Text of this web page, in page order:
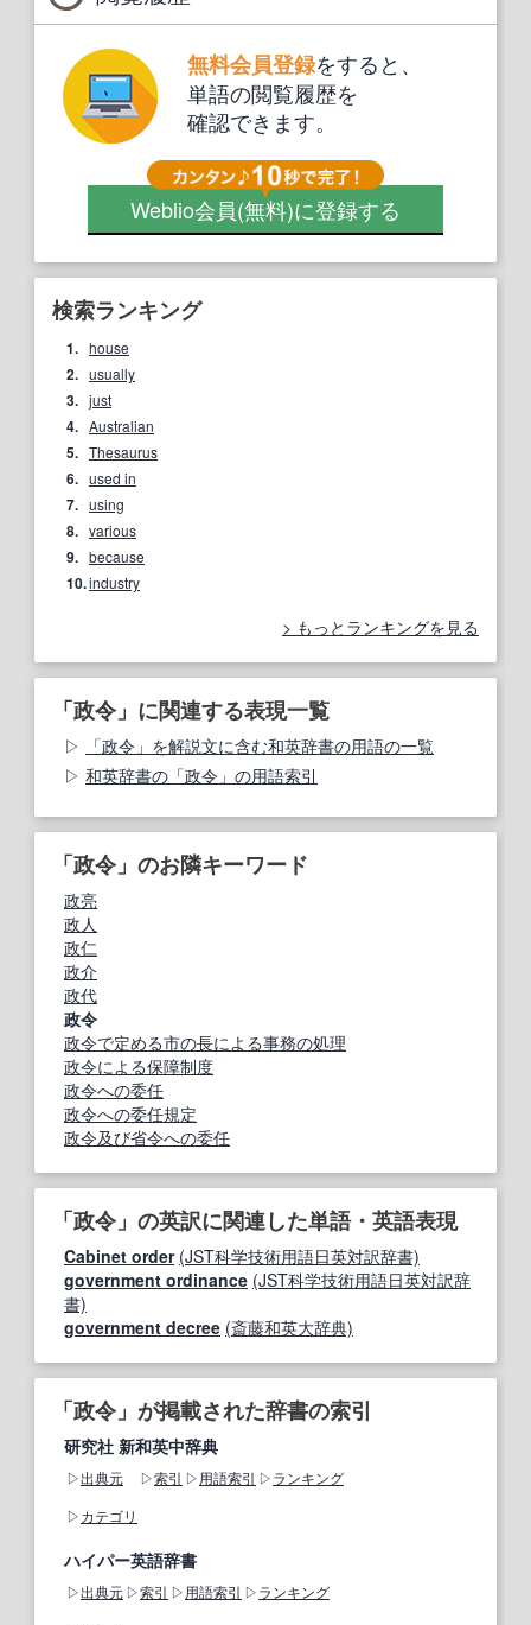
無料会員登録をすると、
単語の閲覧履歴を
確認できます。
Weblio会員(無料)に登録する
検索ランキング
1. house
2. usually
3. just
4. Australian
5. Thesaurus
6. used in
7. using
8. various
9. because
10.industry
もっとランキングを見る
「政令」に関連する表現一覧
「政令」を解説文に含む和英辞書の用語の一覧
和英辞書の「政令」の用語索引
「政令」のお隣キーワード
政亮
政人
政仁
政介
政代
政令
政令で定める市の長による事務の処理
政令による保障制度
政令への委任
政令への委任規定
政令及び省令への委任
「政令」の英訳に関連した単語・英語表現
Cabinet order (JST科学技術用語日英対訳辞書)
government ordinance (JST科学技術用語日英対訳辞
書)
government decree (斎藤和英大辞典)
「政令」が掲載された辞書の索引
研究社 新和英中辞典
出典元 索引 用語索引
ランキング
カテゴリ
ハイパー英語辞書
出典元 索引 用語索引 ランキング